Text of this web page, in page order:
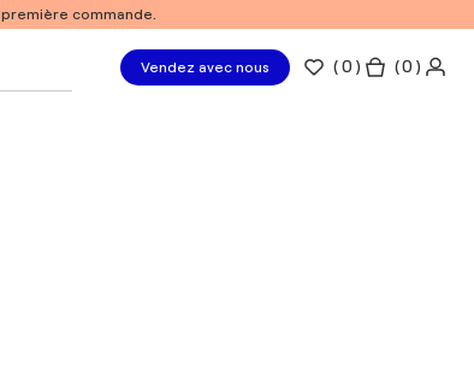
commande.
Vendez avec nous (0 ) ( 0 )